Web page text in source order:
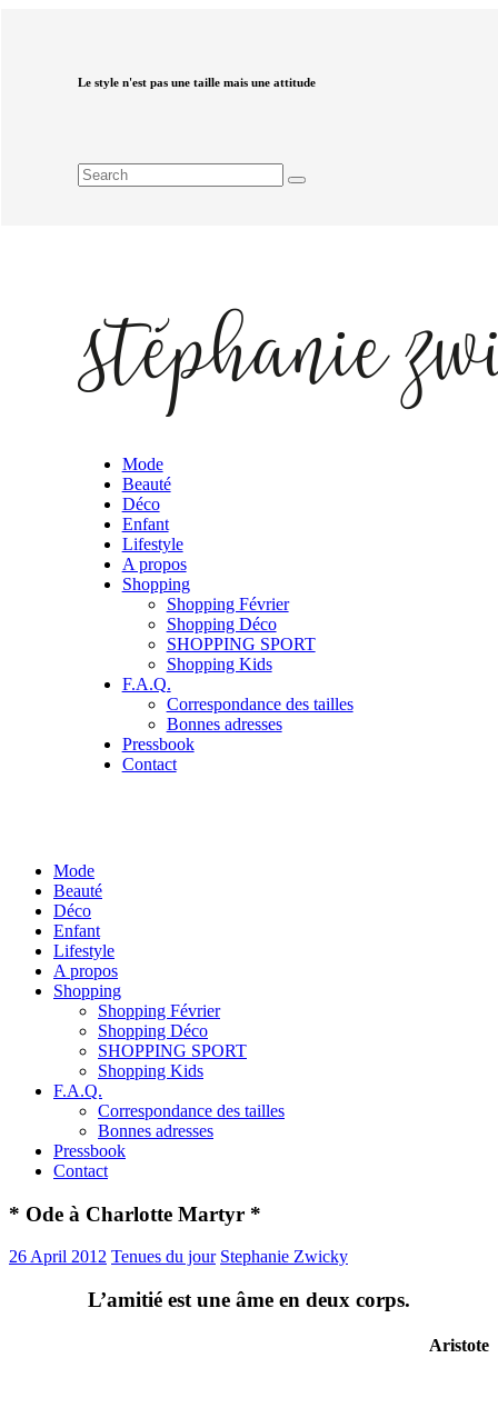
Le style n'est pas une taille mais une attitude
Mode
Beauté
Déco
Enfant
Lifestyle
A propos
Shopping
Shopping Février
Shopping Déco
SHOPPING SPORT
Shopping Kids
F.A.Q.
Correspondance des tailles
Bonnes adresses
Pressbook
Contact
Mode
Beauté
Déco
Enfant
Lifestyle
A propos
Shopping
Shopping Février
Shopping Déco
SHOPPING SPORT
Shopping Kids
F.A.Q.
Correspondance des tailles
Bonnes adresses
Pressbook
Contact
* Ode à Charlotte Martyr *
26 April 2012 Tenues du jour Stephanie Zwicky
L’amitié est une âme en deux corps.
Aristote